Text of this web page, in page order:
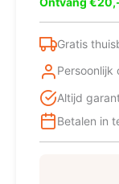
l
A
Zwart
aantal
Gratis
Persoonlijk
Altijd
Betalen in